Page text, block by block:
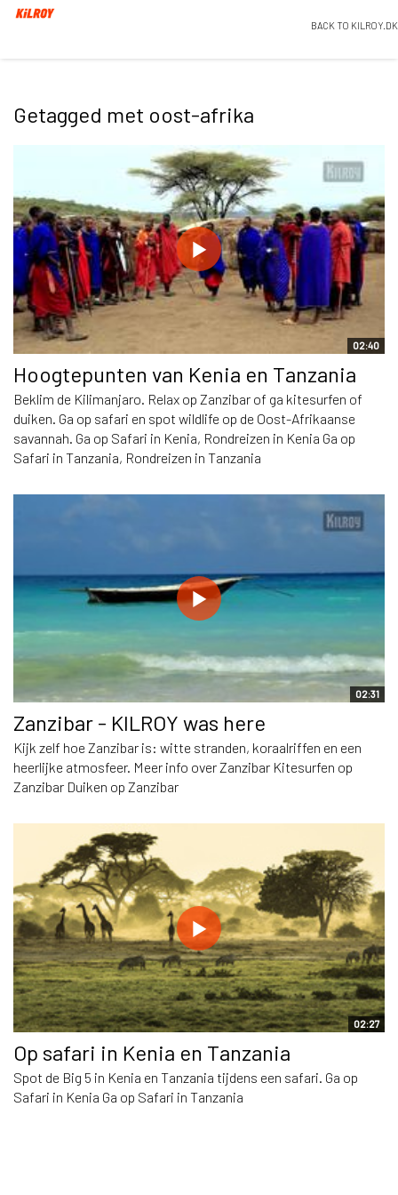
BACK TO KILROY.DK
Getagged met oost-afrika
02:40
Hoogtepunten van Kenia en Tanzania
Beklim de Kilimanjaro. Relax op Zanzibar of ga kitesurfen of
duiken. Ga op safari en spot wildlife op de Oost-Afrikaanse
savannah. Ga op Safari in Kenia, Rondreizen in Kenia Ga op
Safari in Tanzania, Rondreizen in Tanzania
02:31
Zanzibar - KILROY was here
Kijk zelf hoe Zanzibar is: witte stranden, koraalriffen en een
heerlijke atmosfeer. Meer info over Zanzibar Kitesurfen op
Zanzibar Duiken op Zanzibar
02:27
Op safari in Kenia en Tanzania
Spot de Big 5 in Kenia en Tanzania tijdens een safari. Ga op
Safari in Kenia Ga op Safari in Tanzania